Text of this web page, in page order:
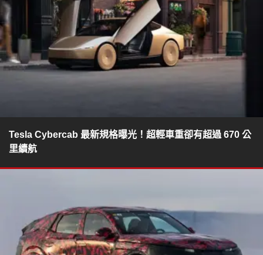
Tesla Cybercab 最新規格曝光！超輕車重卻有超過 670 公
里續航